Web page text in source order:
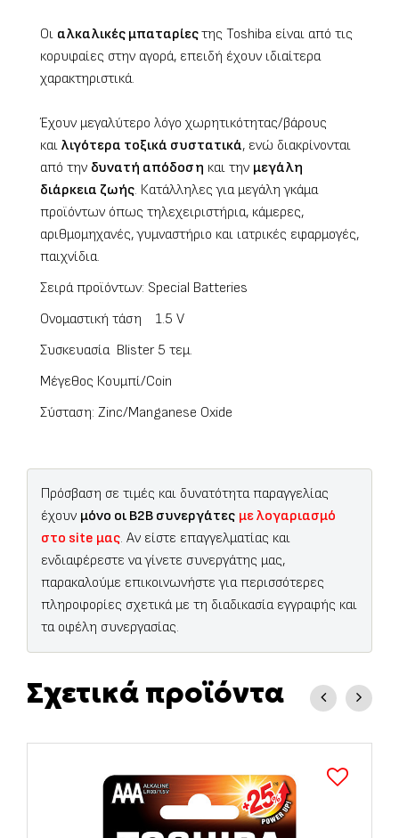
Οι αλκαλικές μπαταρίεςτης Toshiba είναι από τις
κορυφαίες στην αγορά, επειδή έχουν ιδιαίτερα
χαρακτηριστικά.
Έχουν μεγαλύτερο λόγο χωρητικότητας/βάρους
και λιγότερα τοξικά συστατικά, ενώ διακρίνονται
από την δυνατή απόδοση και την μεγάλη
διάρκεια ζωής. Κατάλληλες για μεγάλη γκάμα
προϊόντων όπως τηλεχειριστήρια, κάμερες,
αριθμομηχανές, γυμναστήριο και ιατρικές εφαρμογές,
παιχνίδια.
Σειρά προϊόντων: Special Batteries
Ονομαστική τάση 1.5 V
Συσκευασία Blister 5 τεμ.
Μέγεθος Κουμπί/Coin
Σύσταση: Zinc/Manganese Oxide
Πρόσβαση σε τιμές και δυνατότητα παραγγελίας
έχουν μόνο οι B2B συνεργάτες με λογαριασμό
στο site μας. Αν είστε επαγγελματίας και
ενδιαφέρεστε να γίνετε συνεργάτης μας,
παρακαλούμε επικοινωνήστε για περισσότερες
πληροφορίες σχετικά με τη διαδικασία εγγραφής και
τα οφέλη συνεργασίας.
Σχετικά προϊόντα